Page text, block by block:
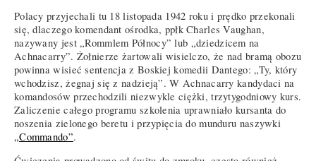
Polacy przyjechali tu 18 listopada 1942 roku i prędko przekonali
się, dlaczego komendant ośrodka, ppłk Charles Vaughan,
nazywany jest „Rommlem Północy” lub „dziedzicem na
Achnacarry”. Żołnierze żartowali wisielczo, że nad bramą obozu
powinna wisieć sentencja z Boskiej komedii Dantego: „Ty, który
wchodzisz, żegnaj się z nadzieją”. W Achnacarry kandydaci na
komandosów przechodzili niezwykle ciężki, trzytygodniowy kurs.
Zaliczenie całego programu szkolenia uprawniało kursanta do
noszenia zielonego beretu i przypięcia do munduru naszywki
„Commando”.